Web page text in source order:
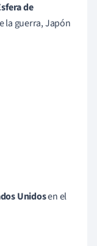
de
la guerra, Japón
Unidosen el